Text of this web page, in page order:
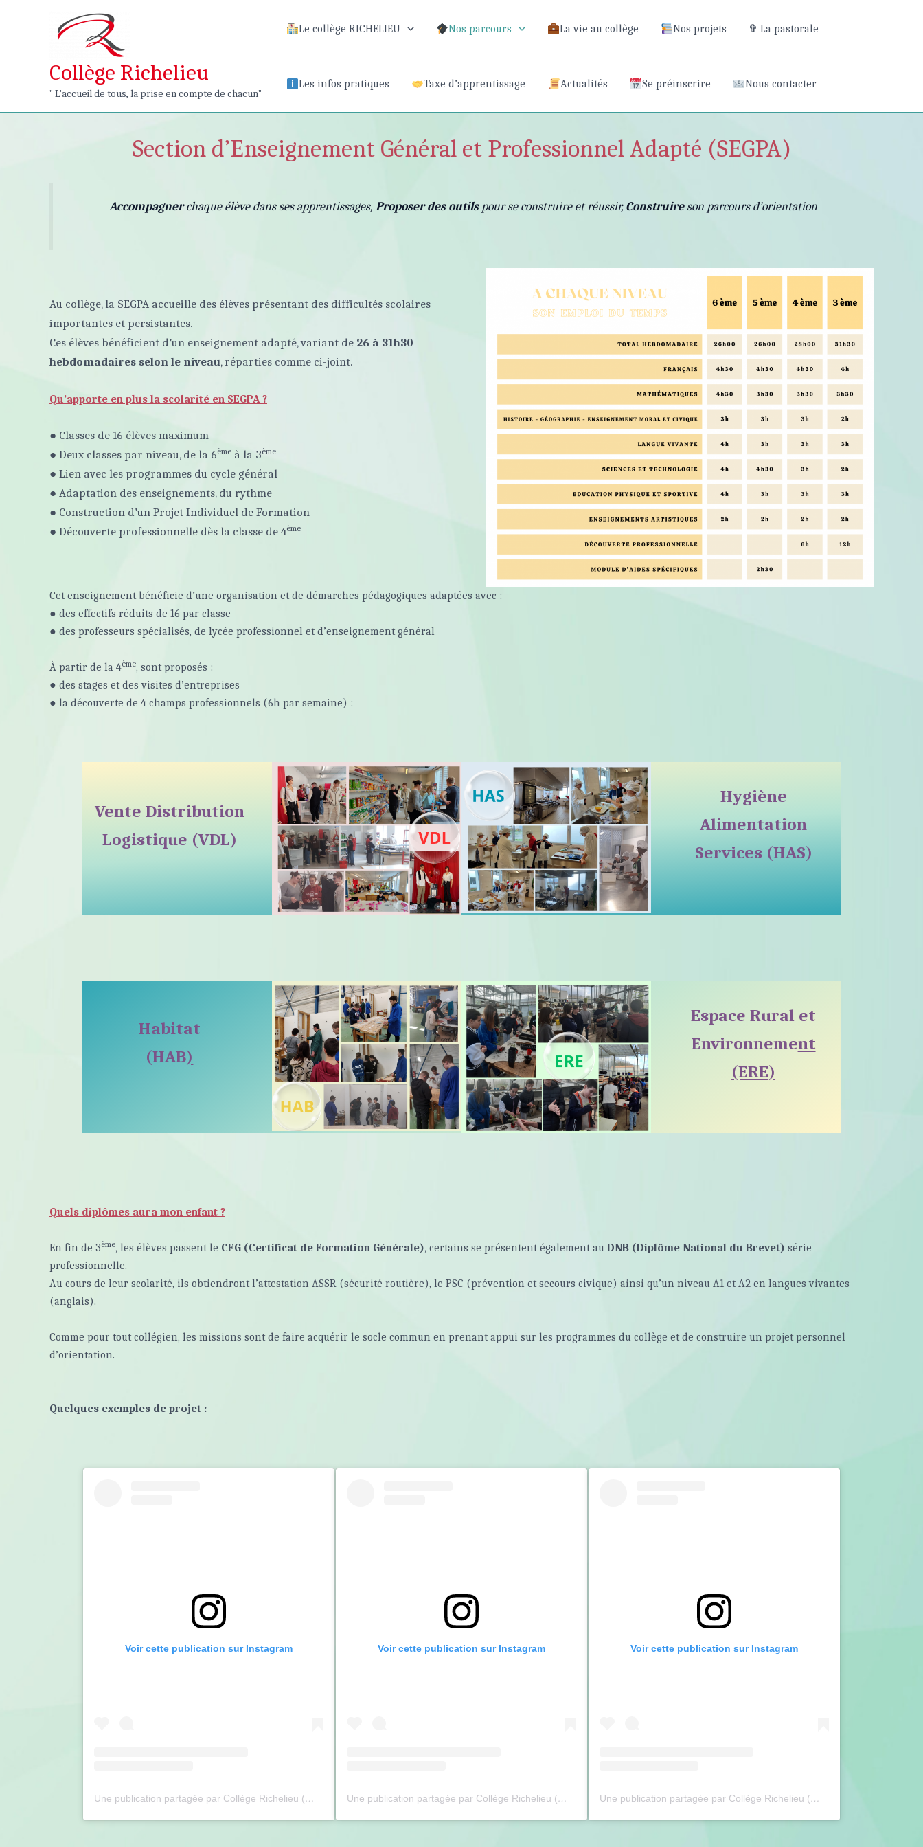
Collège Richelieu
" L'accueil de tous, la prise en compte de chacun"
Le collège RICHELIEU Nos parcours La vie au collège Nos projets ✞ La pastorale
Les infos pratiques Taxe d’apprentissage Actualités Se préinscrire Nous contacter
Section d’Enseignement Général et Professionnel Adapté (SEGPA)
Accompagnerchaque élève dans ses apprentissages, Proposer des outilspour se construire et réussir, Construireson parcours d’orientation
Au collège, la SEGPA accueille des élèves présentant des difficultés scolaires
importantes et persistantes.
Ces élèves bénéficient d’un enseignement adapté, variant de 26 à 31h30
hebdomadaires selon le niveau, réparties comme ci-joint.
Qu’apporte en plus la scolarité en SEGPA ?
● Classes de 16 élèves maximum
● Deux classes par niveau, de la 6ème à la 3ème
● Lien avec les programmes du cycle général
● Adaptation des enseignements, du rythme
● Construction d’un Projet Individuel de Formation
● Découverte professionnelle dès la classe de 4ème
Cet enseignement bénéficie d’une organisation et de démarches pédagogiques adaptées avec :
● des effectifs réduits de 16 par classe
● des professeurs spécialisés, de lycée professionnel et d’enseignement général
À partir de la 4ème, sont proposés :
● des stages et des visites d’entreprises
● la découverte de 4 champs professionnels (6h par semaine) :
Vente Distribution
Logistique (VDL)
Hygiène
Alimentation
Services (HAS)
Habitat
(HAB)
Espace Rural et
Environnement
(ERE)
Quels diplômes aura mon enfant ?
En fin de 3ème, les élèves passent le CFG (Certificat de Formation Générale), certains se présentent également au DNB (Diplôme National du Brevet) série
professionnelle.
Au cours de leur scolarité, ils obtiendront l’attestation ASSR (sécurité routière), le PSC (prévention et secours civique) ainsi qu’un niveau A1 et A2 en langues vivantes
(anglais).
Comme pour tout collégien, les missions sont de faire acquérir le socle commun en prenant appui sur les programmes du collège et de construire un projet personnel
d’orientation.
Quelques exemples de projet :
Voir cette publication sur Instagram
Une publication partagée par Collège Richelieu (@collegerichelieu)
Voir cette publication sur Instagram
Une publication partagée par Collège Richelieu (@collegerichelieu)
Voir cette publication sur Instagram
Une publication partagée par Collège Richelieu (@collegerichelieu)